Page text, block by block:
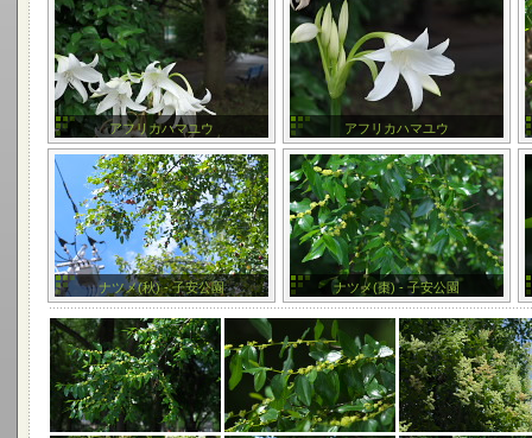
アフリカハマユウ アフリカハマユウ
ナツメ(秋) - 子安公園 ナツメ(棗) - 子安公園